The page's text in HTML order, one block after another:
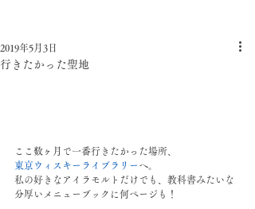
行きたかった聖地
2019年5月3日
ここ数ヶ月で一番行きたかった場所、
東京ウィスキーライブラリー へ。
私の好きなアイラモルトだけでも、教科書みたいな
分厚いメニューブックに何ページも！